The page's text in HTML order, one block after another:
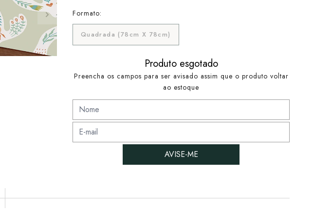
Formato:
Quadrada (78cm X 78cm)
Produto esgotado
Preencha os campos para ser avisado assim que o produto voltar
ao estoque
AVISE-ME